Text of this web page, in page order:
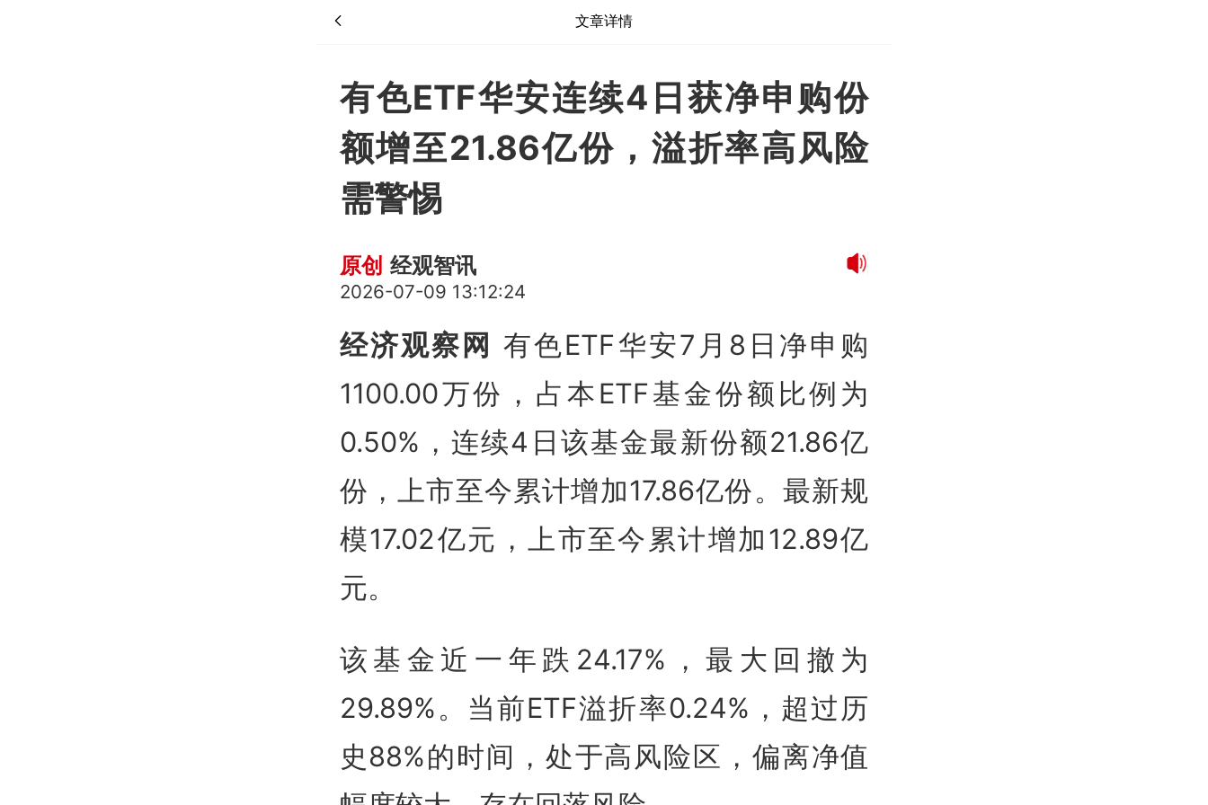
文章详情
有色ETF华安连续4日获净申购份
额增至21.86亿份，溢折率高风险
需警惕
原创 经观智讯
2026-07-09 13:12:24
经济观察网 有色ETF华安7月8日净申购
1100.00万份，占本ETF基金份额比例为
0.50%，连续4日该基金最新份额21.86亿
份，上市至今累计增加17.86亿份。最新规
模17.02亿元，上市至今累计增加12.89亿
元。
该基金近一年跌24.17%，最大回撤为
29.89%。当前ETF溢折率0.24%，超过历
史88%的时间，处于高风险区，偏离净值